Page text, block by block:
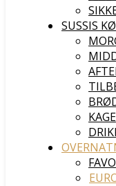
SUSSIS
KAGE